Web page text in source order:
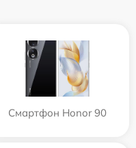
Смартфон Honor 90